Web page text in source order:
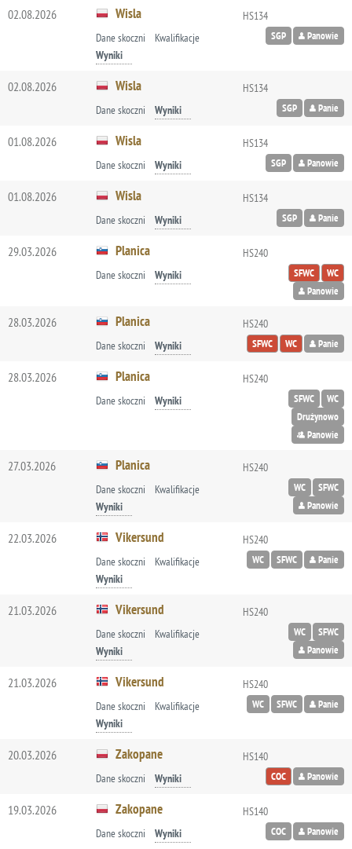
02.08.2026 Wisla
Dane skoczni
Kwalifikacje
Wyniki
HS134
SGP Panowie
02.08.2026 Wisla
Dane skoczni Wyniki
HS134
SGP Panie
01.08.2026 Wisla
Dane skoczni Wyniki
HS134
SGP Panowie
01.08.2026 Wisla
Dane skoczni Wyniki
HS134
SGP Panie
29.03.2026 Planica
Dane skoczni Wyniki
HS240
SFWC
WC
Panowie
28.03.2026 Planica
Dane skoczni Wyniki
HS240
SFWC WC Panie
28.03.2026 Planica
Dane skoczni Wyniki
HS240
SFWC
WC
Drużynowo
Panowie
27.03.2026 Planica
Dane skoczni
Kwalifikacje
Wyniki
HS240
WC
SFWC
Panowie
22.03.2026 Vikersund
Dane skoczni
Kwalifikacje
Wyniki
HS240
WC SFWC Panie
21.03.2026 Vikersund
Dane skoczni
Kwalifikacje
Wyniki
HS240
WC
SFWC
Panowie
21.03.2026 Vikersund
Dane skoczni
Kwalifikacje
Wyniki
HS240
WC SFWC Panie
20.03.2026 Zakopane
Dane skoczni Wyniki
HS140
COC Panowie
19.03.2026 Zakopane
Dane skoczni Wyniki
HS140
COC Panowie